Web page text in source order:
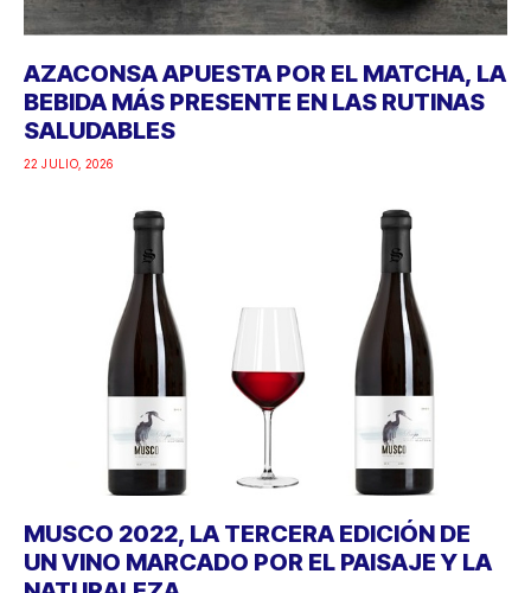
AZACONSA APUESTA POR EL MATCHA, LA
BEBIDA MÁS PRESENTE EN LAS RUTINAS
SALUDABLES
22 JULIO, 2026
MUSCO 2022, LA TERCERA EDICIÓN DE
UN VINO MARCADO POR EL PAISAJE Y LA